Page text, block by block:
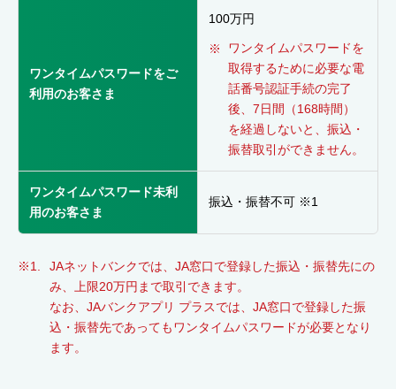
ワンタイムパスワードをご
利用のお客さま
100万円
ワンタイムパスワードを
取得するために必要な電
話番号認証手続の完了
後、7日間（168時間）
を経過しないと、振込・
振替取引ができません。
ワンタイムパスワード未利
用のお客さま
振込・振替不可 ※1
JAネットバンクでは、JA窓口で登録した振込・振替先にの
み、上限20万円まで取引できます。
なお、JAバンクアプリ プラスでは、JA窓口で登録した振
込・振替先であってもワンタイムパスワードが必要となり
ます。